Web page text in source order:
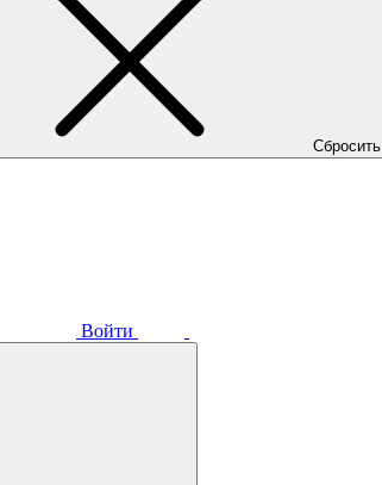
Сбросить
Войти